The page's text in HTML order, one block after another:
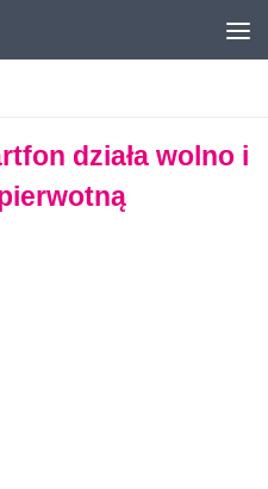
działa wolno i